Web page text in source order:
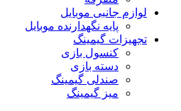
لوازم جانبی موبایل
پایه نگهدارنده موبایل
تجهیزات گیمینگ
کنسول بازی
دسته بازی
صندلی گیمینگ
میز گیمینگ